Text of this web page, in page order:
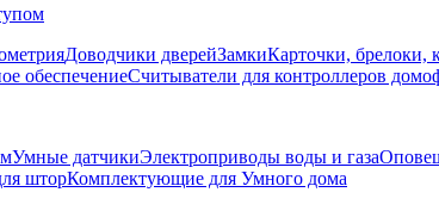
Доводчики дверейЗамкиКарточки, брелоки,
обеспечениеСчитыватели для контроллеров
Умные датчикиЭлектроприводы воды и газа
шторКомплектующие для Умного дома